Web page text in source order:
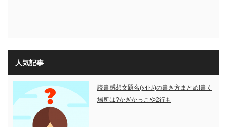
人気記事
読書感想文題名(ﾀｲﾄﾙ)の書き方まとめ!書く
場所は?かぎかっこや2行も